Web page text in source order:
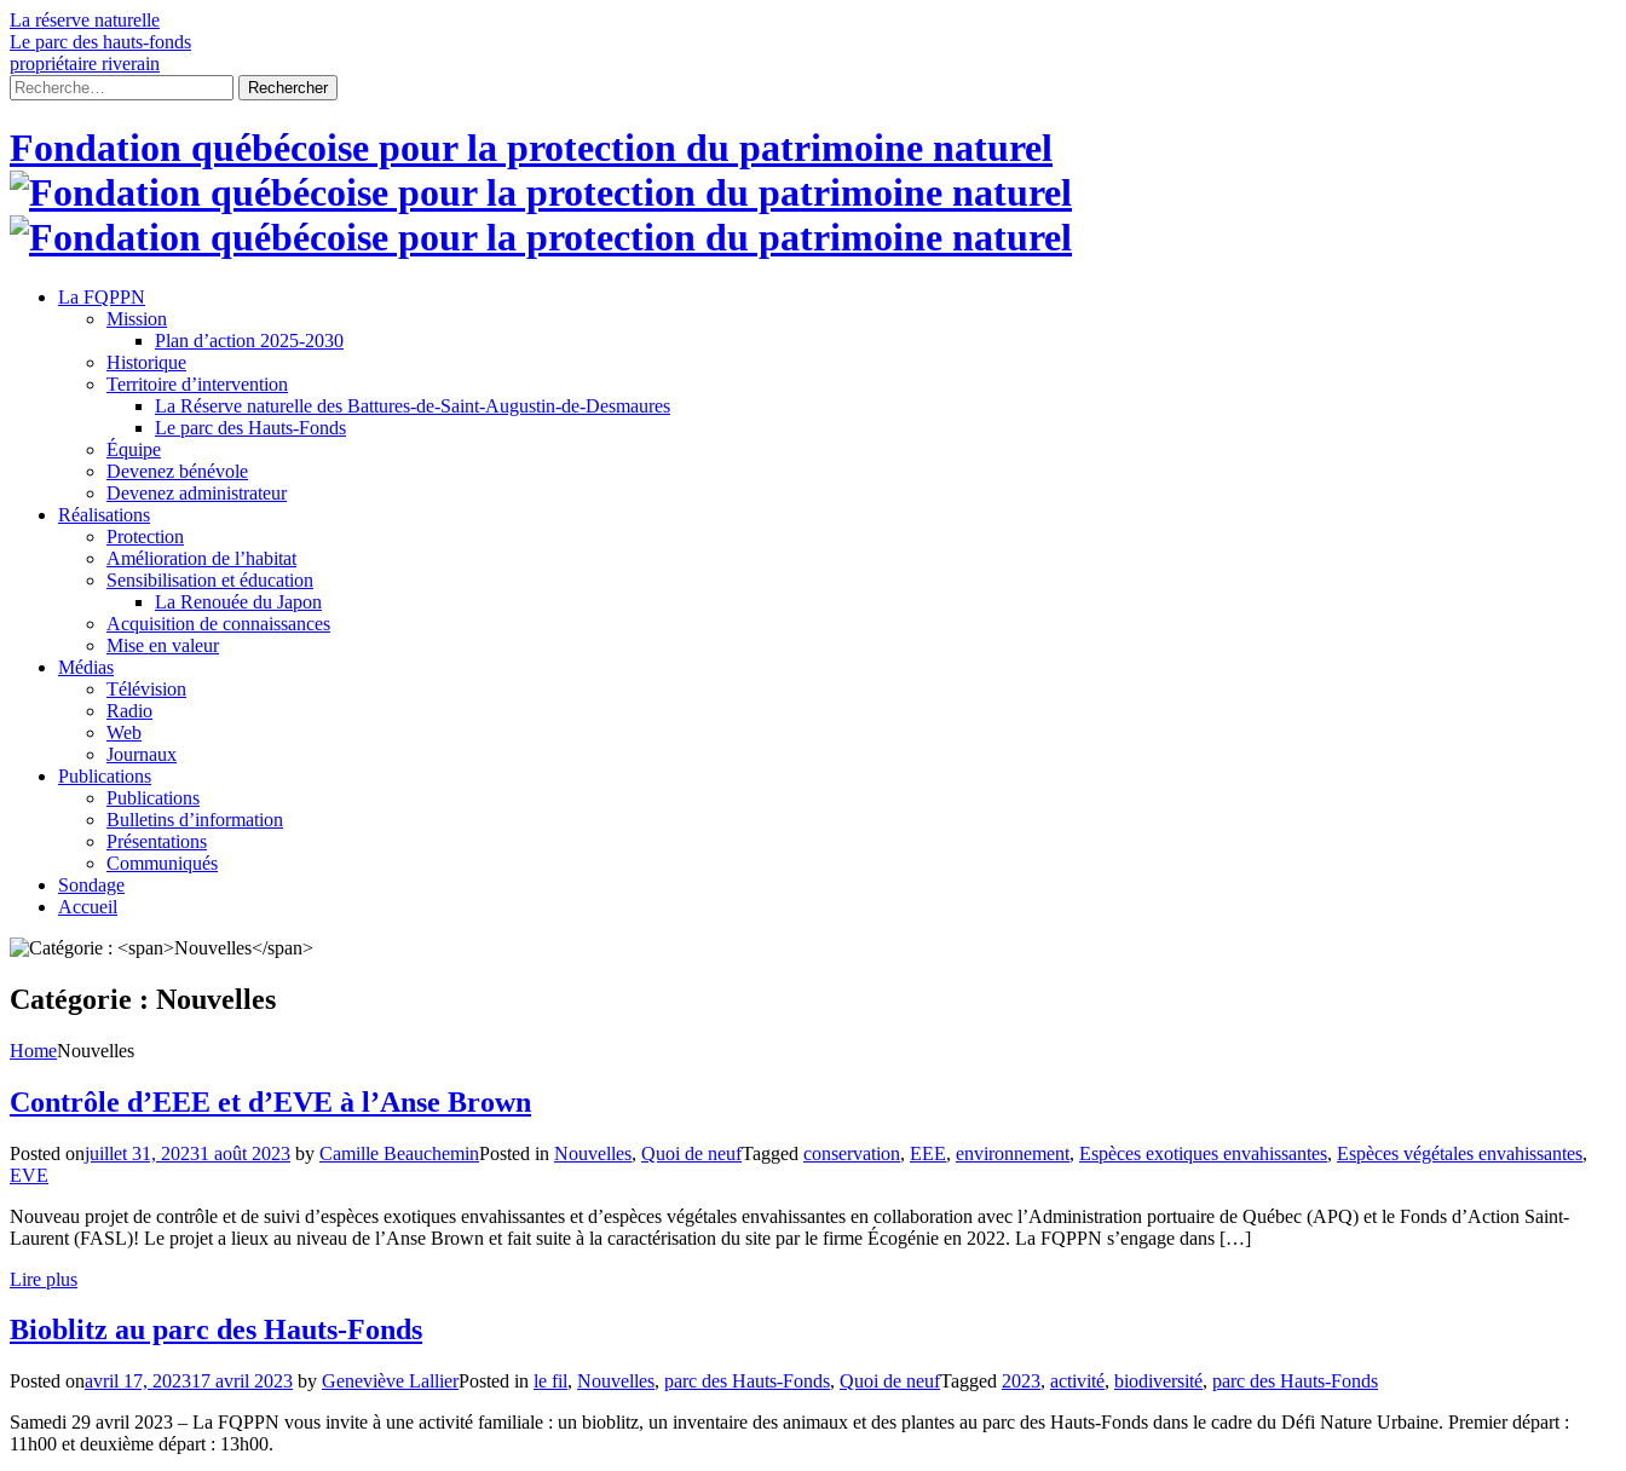
Skip
to
content
La réserve naturelle
Le parc des hauts-fonds
propriétaire riverain
Rechercher :
Fondation québécoise pour la protection du patrimoine naturel
La FQPPN
Mission
Plan d’action 2025-2030
Historique
Territoire d’intervention
La Réserve naturelle des Battures-de-Saint-Augustin-de-Desmaures
Le parc des Hauts-Fonds
Équipe
Devenez bénévole
Devenez administrateur
Réalisations
Protection
Amélioration de l’habitat
Sensibilisation et éducation
La Renouée du Japon
Acquisition de connaissances
Mise en valeur
Médias
Télévision
Radio
Web
Journaux
Publications
Publications
Bulletins d’information
Présentations
Communiqués
Sondage
Accueil
Catégorie : Nouvelles
HomeNouvelles
Contrôle d’EEE et d’EVE à l’Anse Brown
Posted onjuillet 31, 20231 août 2023 by Camille BeaucheminPosted in Nouvelles, Quoi de neufTagged conservation, EEE, environnement, Espèces exotiques envahissantes, Espèces végétales envahissantes,
EVE
Nouveau projet de contrôle et de suivi d’espèces exotiques envahissantes et d’espèces végétales envahissantes en collaboration avec l’Administration portuaire de Québec (APQ) et le Fonds d’Action Saint-
Laurent (FASL)! Le projet a lieux au niveau de l’Anse Brown et fait suite à la caractérisation du site par le firme Écogénie en 2022. La FQPPN s’engage dans […]
Lire plus
Bioblitz au parc des Hauts-Fonds
Posted onavril 17, 202317 avril 2023 by Geneviève LallierPosted in le fil, Nouvelles, parc des Hauts-Fonds, Quoi de neufTagged 2023, activité, biodiversité, parc des Hauts-Fonds
Samedi 29 avril 2023 – La FQPPN vous invite à une activité familiale : un bioblitz, un inventaire des animaux et des plantes au parc des Hauts-Fonds dans le cadre du Défi Nature Urbaine. Premier départ :
11h00 et deuxième départ : 13h00.